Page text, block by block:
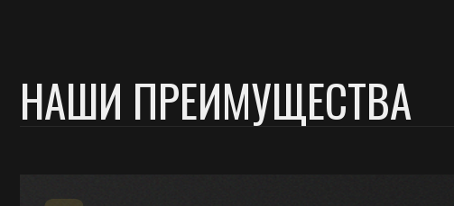
Более 20 лет успешной работы на рынке